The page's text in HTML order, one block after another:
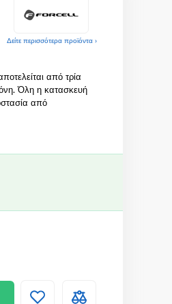
Δείτε περισσότερα προϊόντα ›
από τρία
Όλη η κατασκευή
από